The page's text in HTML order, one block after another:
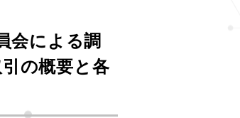
会による調
の概要と各